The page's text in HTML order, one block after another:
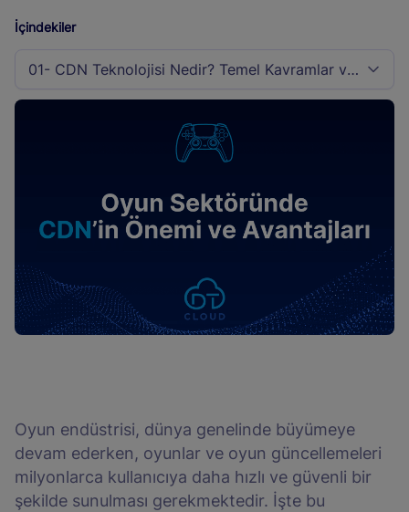
İçindekiler
01- CDN Teknolojisi Nedir? Temel Kavramlar ve İşleyiş
Oyun endüstrisi, dünya genelinde büyümeye
devam ederken, oyunlar ve oyun güncellemeleri
milyonlarca kullanıcıya daha hızlı ve güvenli bir
şekilde sunulması gerekmektedir. İşte bu